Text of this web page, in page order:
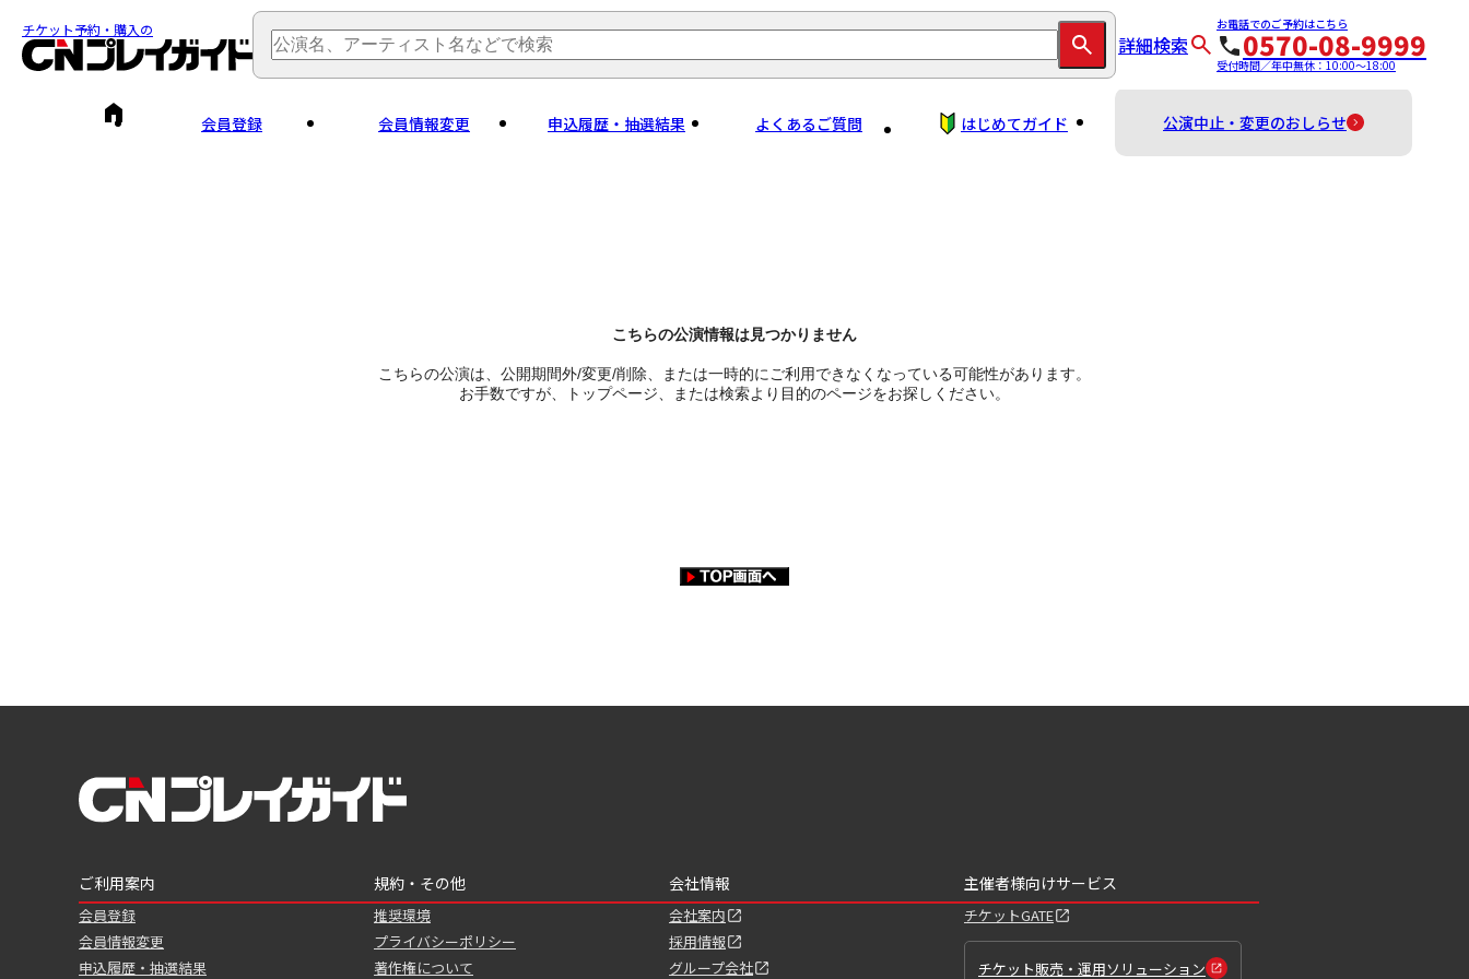
チケット予約・購入の
詳細検索
お電話でのご予約はこちら
0570-08-9999
受付時間／年中無休：10:00～18:00
会員登録 会員情報変更 申込履歴・抽選結果 よくあるご質問 はじめてガイド 公演中止・変更のおしらせ
こちらの公演情報は見つかりません
こちらの公演は、公開期間外/変更/削除、または一時的にご利用できなくなっている可能性があります。
お手数ですが、トップページ、または検索より目的のページをお探しください。
ご利用案内
会員登録
会員情報変更
申込履歴・抽選結果
規約・その他
推奨環境
プライバシーポリシー
著作権について
会社情報
会社案内
採用情報
グループ会社
主催者様向けサービス
チケットGATE
チケット販売・運用ソリューション